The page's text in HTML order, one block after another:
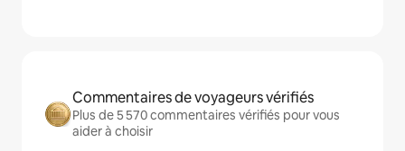
Commentaires de voyageurs vérifiés
Plus de 5 570 commentaires vérifiés pour vous
aider à choisir